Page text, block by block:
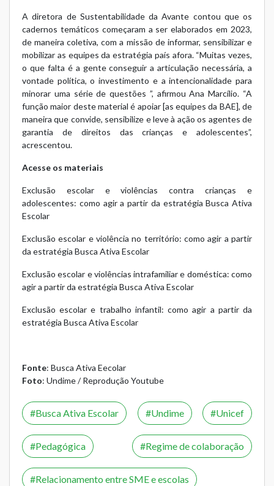
A diretora de Sustentabilidade da Avante contou que os
cadernos temáticos começaram a ser elaborados em 2023,
de maneira coletiva, com a missão de informar, sensibilizar e
mobilizar as equipes da estratégia país afora. “Muitas vezes,
o que falta é a gente conseguir a articulação necessária, a
vontade política, o investimento e a intencionalidade para
minorar uma série de questões ”, afirmou Ana Marcílio. “A
função maior deste material é apoiar [as equipes da BAE], de
maneira que convide, sensibilize e leve à ação os agentes de
garantia de direitos das crianças e adolescentes”,
acrescentou.
Acesse os materiais
Exclusão escolar e violências contra crianças e
adolescentes: como agir a partir da estratégia Busca Ativa
Escolar
Exclusão escolar e violência no território: como agir a partir
da estratégia Busca Ativa Escolar
Exclusão escolar e violências intrafamiliar e doméstica: como
agir a partir da estratégia Busca Ativa Escolar
Exclusão escolar e trabalho infantil: como agir a partir da
estratégia Busca Ativa Escolar
Fonte: Busca Ativa Eecolar
Foto: Undime / Reprodução Youtube
Busca Ativa Escolar Undime Unicef
Pedagógica Regime de colaboração
Relacionamento entre SME e escolas